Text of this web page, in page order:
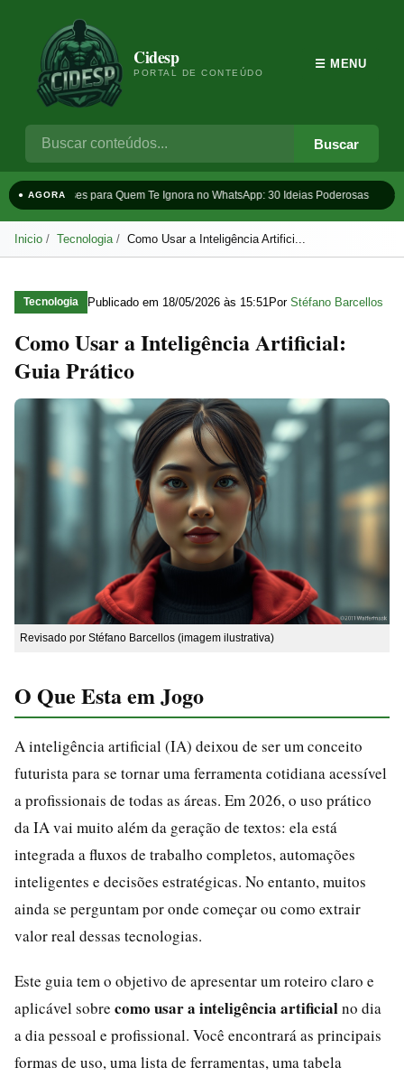
Cidesp
PORTAL DE CONTEÚDO
Buscar
☰ MENU
● AGORAFrases para Quem Te Ignora no WhatsApp: 30 Ideias Poderosas
Inicio Tecnologia Como Usar a Inteligência Artifici...
Tecnologia Publicado em 18/05/2026 às 15:51 Por Stéfano Barcellos
Como Usar a Inteligência Artificial:
Guia Prático
Revisado por Stéfano Barcellos (imagem ilustrativa)
O Que Esta em Jogo
A inteligência artificial (IA) deixou de ser um conceito
futurista para se tornar uma ferramenta cotidiana acessível
a profissionais de todas as áreas. Em 2026, o uso prático
da IA vai muito além da geração de textos: ela está
integrada a fluxos de trabalho completos, automações
inteligentes e decisões estratégicas. No entanto, muitos
ainda se perguntam por onde começar ou como extrair
valor real dessas tecnologias.
Este guia tem o objetivo de apresentar um roteiro claro e
aplicável sobre como usar a inteligência artificialno dia
a dia pessoal e profissional. Você encontrará as principais
formas de uso, uma lista de ferramentas, uma tabela